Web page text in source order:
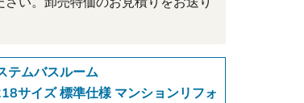
テムバスルーム
サイズ 標準仕様 マンションリフォ